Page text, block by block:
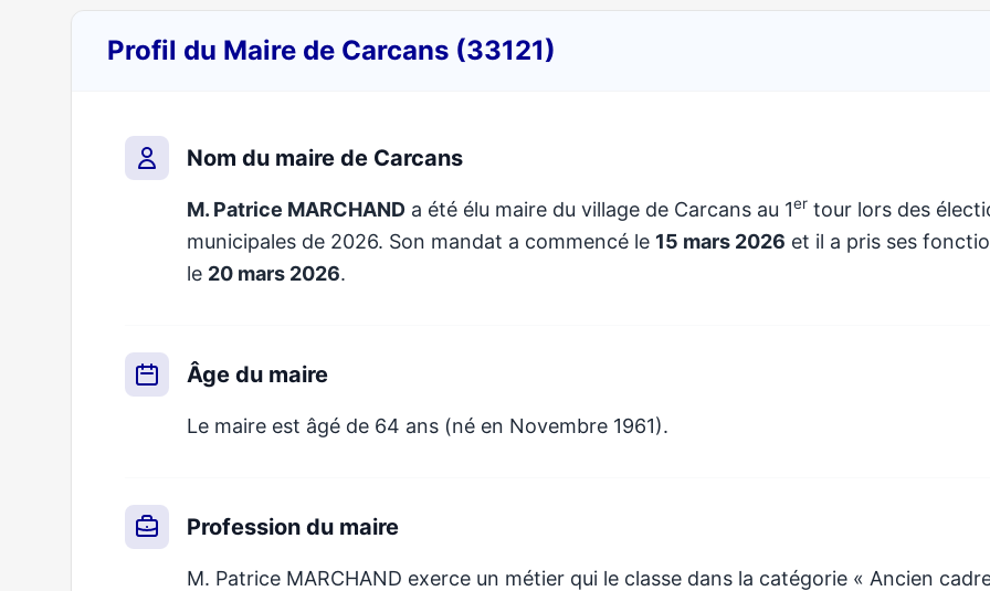
Profil du Maire de Carcans (33121)
Nom du maire de Carcans
M. Patrice MARCHAND a été élu maire du village de Carcans au 1er tour lors des
municipales de 2026. Son mandat a commencé le 15 mars 2026 et il a pris ses
le 20 mars 2026.
Âge du maire
Le maire est âgé de 64 ans (né en Novembre 1961).
Profession du maire
M. Patrice MARCHAND exerce un métier qui le classe dans la catégorie « Ancien